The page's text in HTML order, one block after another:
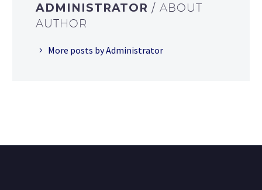
ADMINISTRATOR / ABOUT
AUTHOR
More posts by Administrator